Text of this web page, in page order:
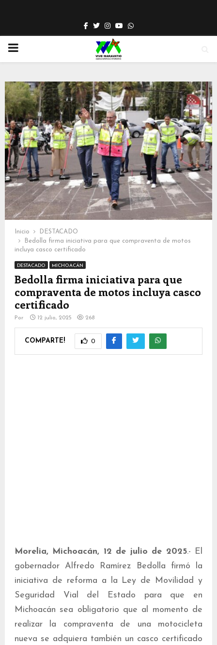
Facebook
TwitterInstagram
YoutubeWhatsapp
PRIMARY
Inicio
DESTACADO
Bedolla firma iniciativa para que compraventa de motos
incluya casco certificado
DESTACADO MICHOACÁN
Bedolla firma iniciativa para que
compraventa de motos incluya casco
certificado
Por 12 julio, 2025 268
COMPARTE! 0
Morelia, Michoacán, 12 de julio de 2025.- El
gobernador Alfredo Ramírez Bedolla firmó la
iniciativa de reforma a la Ley de Movilidad y
Seguridad Vial del Estado para que en
Michoacán sea obligatorio que al momento de
realizar la compraventa de una motocicleta
nueva se adquiera también un casco certificado